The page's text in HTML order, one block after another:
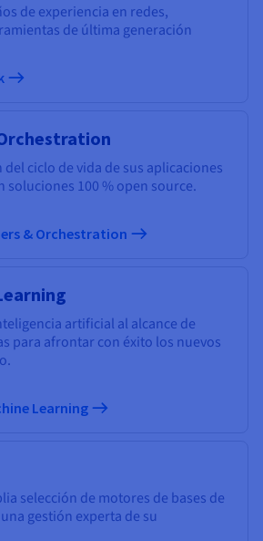
de experiencia en redes,
de última generación
ciclo de vida de sus aplicaciones
soluciones 100 % open source.
& Orchestration
artificial al alcance de
para afrontar con éxito los nuevos
Learning
selección de motores de bases de
gestión experta de su